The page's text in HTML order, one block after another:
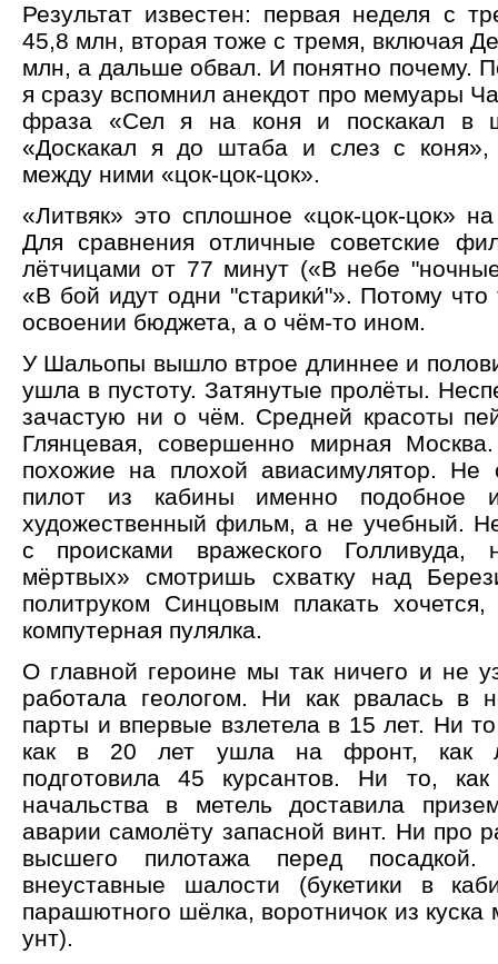
Результат известен: первая неделя с
45,8 млн, вторая тоже с тремя, включая
млн, а дальше обвал. И понятно почему.
я сразу вспомнил анекдот про мемуары
фраза «Сел я на коня и поскакал в
«Доскакал я до штаба и слез с коня»,
между ними «цок-цок-цок».
«Литвяк» это сплошное «цок-цок-цок»
Для сравнения отличные советские
лётчицами от 77 минут («В небе
«В бой идут одни "старики́"». Потому
освоении бюджета, а о чём-то ином.
У Шальопы вышло втрое длиннее и
ушла в пустоту. Затянутые пролёты.
зачастую ни о чём. Средней красоты
Глянцевая, совершенно мирная
похожие на плохой авиасимулятор. Не
пилот из кабины именно подобное
художественный фильм, а не учебный.
с происками вражеского
мёртвых» смотришь схватку над
политруком Синцовым плакать
компутерная пулялка.
О главной героине мы так ничего и не
работала геологом. Ни как рвалась в
парты и впервые взлетела в 15 лет. Ни
как в 20 лет ушла на фронт, как
подготовила 45 курсантов. Ни то, как
начальства в метель доставила
аварии самолёту запасной винт. Ни про
высшего пилотажа перед
внеуставные шалости (букетики в
парашютного шёлка, воротничок из куска
унт).